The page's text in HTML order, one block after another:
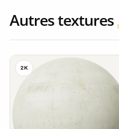
Autres textures
2K